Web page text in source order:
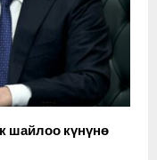
шайлоо күнүнө